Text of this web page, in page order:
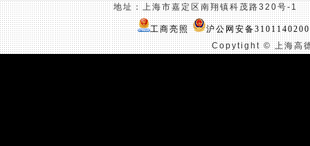
地址：上海市嘉定区南翔镇科茂路320号-1
工商亮照
沪公网安备
Copytight ©上海高